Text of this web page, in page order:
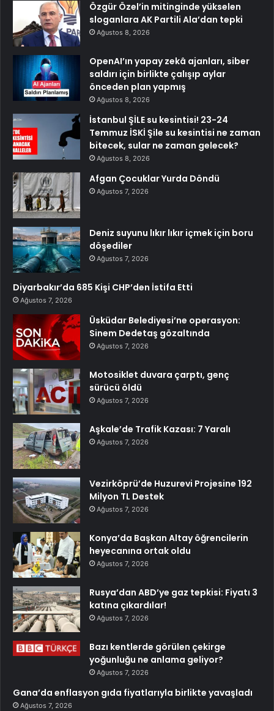
Özgür Özel’in mitinginde yükselen
sloganlara AK Partili Ala’dan tepki
Ağustos 8, 2026
OpenAI’ın yapay zekâ ajanları, siber
saldırı için birlikte çalışıp aylar
önceden plan yapmış
Ağustos 8, 2026
İstanbul ŞİLE su kesintisi! 23-24
Temmuz İSKİ Şile su kesintisi ne zaman
bitecek, sular ne zaman gelecek?
Ağustos 8, 2026
Afgan Çocuklar Yurda Döndü
Ağustos 7, 2026
Deniz suyunu lıkır lıkır içmek için boru
döşediler
Ağustos 7, 2026
Diyarbakır’da 685 Kişi CHP’den İstifa Etti
Ağustos 7, 2026
Üsküdar Belediyesi’ne operasyon:
Sinem Dedetaş gözaltında
Ağustos 7, 2026
Motosiklet duvara çarptı, genç
sürücü öldü
Ağustos 7, 2026
Aşkale’de Trafik Kazası: 7 Yaralı
Ağustos 7, 2026
Vezirköprü’de Huzurevi Projesine 192
Milyon TL Destek
Ağustos 7, 2026
Konya’da Başkan Altay öğrencilerin
heyecanına ortak oldu
Ağustos 7, 2026
Rusya’dan ABD’ye gaz tepkisi: Fiyatı 3
katına çıkardılar!
Ağustos 7, 2026
Bazı kentlerde görülen çekirge
yoğunluğu ne anlama geliyor?
Ağustos 7, 2026
Gana’da enflasyon gıda fiyatlarıyla birlikte yavaşladı
Ağustos 7, 2026